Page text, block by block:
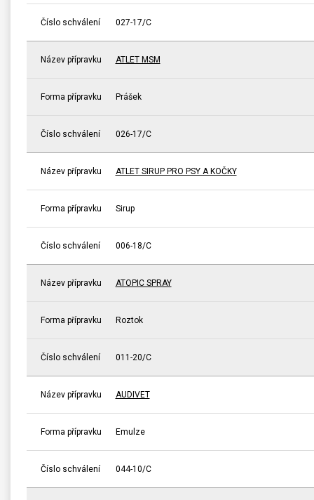
Číslo schválení 027-17/C
Název přípravku ATLET MSM
Forma přípravku Prášek
Číslo schválení 026-17/C
Název přípravku ATLET SIRUP PRO PSY A KOČKY
Forma přípravku Sirup
Číslo schválení 006-18/C
Název přípravku ATOPIC SPRAY
Forma přípravku Roztok
Číslo schválení 011-20/C
Název přípravku AUDIVET
Forma přípravku Emulze
Číslo schválení 044-10/C